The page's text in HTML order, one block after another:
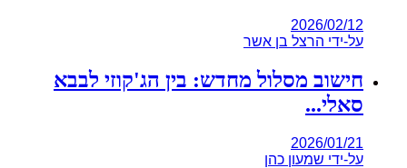
2026/02/12
על-ידי הרצל בן אשר
חישוב מסלול מחדש: בין הג'קוזי לבבא
סאלי...
2026/01/21
על-ידי שמעון כהן